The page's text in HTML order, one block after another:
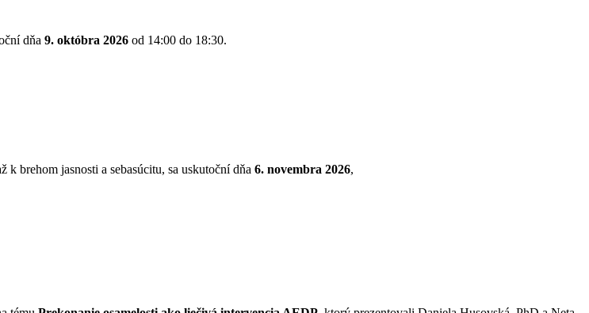
dňa 9. októbra 2026 od 14:00 do 18:30.
k brehom jasnosti a sebasúcitu, sa uskutoční dňa 6. novembra 2026,